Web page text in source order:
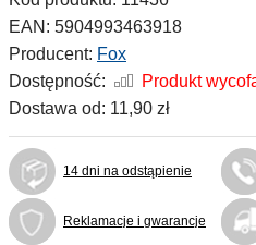
EAN: 5904993463918
Producent: Fox
Dostępność:
Produkt
Dostawa od: 11,90 zł
14 dni na odstąpienie
Reklamacje i gwarancje